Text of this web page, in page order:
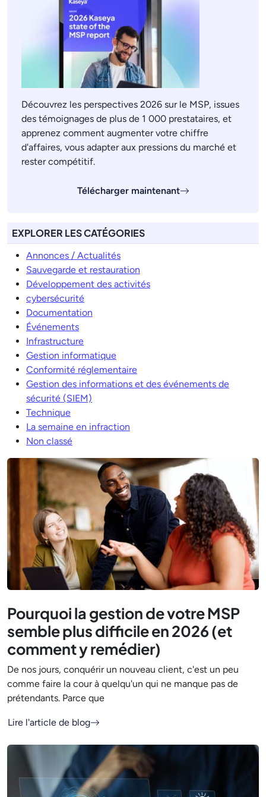
Découvrez les perspectives 2026 sur le MSP, issues
des témoignages de plus de 1 000 prestataires, et
apprenez comment augmenter votre chiffre
d'affaires, vous adapter aux pressions du marché et
rester compétitif.
Télécharger maintenant
EXPLORER LES CATÉGORIES
Annonces / Actualités
Sauvegarde et restauration
Développement des activités
cybersécurité
Documentation
Événements
Infrastructure
Gestion informatique
Conformité réglementaire
Gestion des informations et des événements de
sécurité (SIEM)
Technique
La semaine en infraction
Non classé
Pourquoi la gestion de votre MSP
semble plus difficile en 2026 (et
comment y remédier)
De nos jours, conquérir un nouveau client, c'est un peu
comme faire la cour à quelqu'un qui ne manque pas de
prétendants. Parce que
Lire l'article de blog